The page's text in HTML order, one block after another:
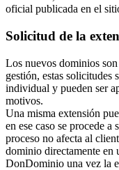
oficial publicada en el
Solicitud de la
Los nuevos dominios
gestión, estas solicitudes
individual y pueden ser
motivos.
Una misma extensión
en ese caso se procede a
proceso no afecta al
dominio directamente en
DonDominio una vez la